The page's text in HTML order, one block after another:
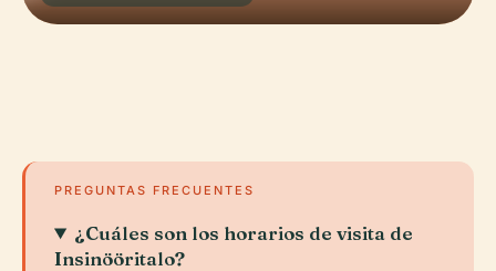
PREGUNTAS FRECUENTES
¿Cuáles son los horarios de visita de
Insinööritalo?